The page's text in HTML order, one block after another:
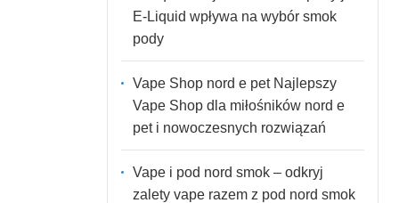
E-Liquid wpływa na wybór smok
pody
Vape Shop nord e pet Najlepszy
Vape Shop dla miłośników nord e
pet i nowoczesnych rozwiązań
Vape i pod nord smok – odkryj
zalety vape razem z pod nord smok